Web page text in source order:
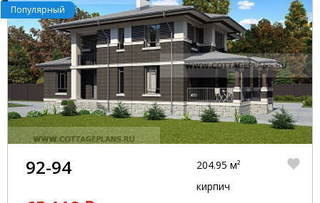
Популярный
92-94
204.95 м²
кирпич